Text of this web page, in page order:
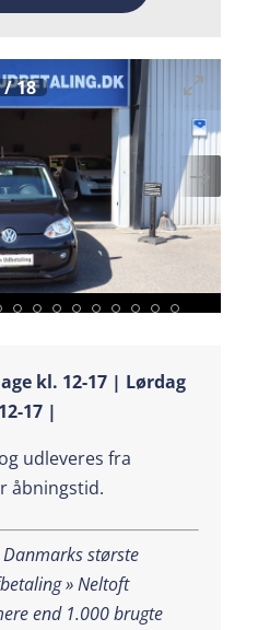
/18
kl. 12-17 | Lørdag
17 |
udleveres fra
åbningstid.
største
» Neltoft
end 1.000 brugte